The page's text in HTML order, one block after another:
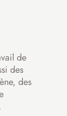
de
des
des